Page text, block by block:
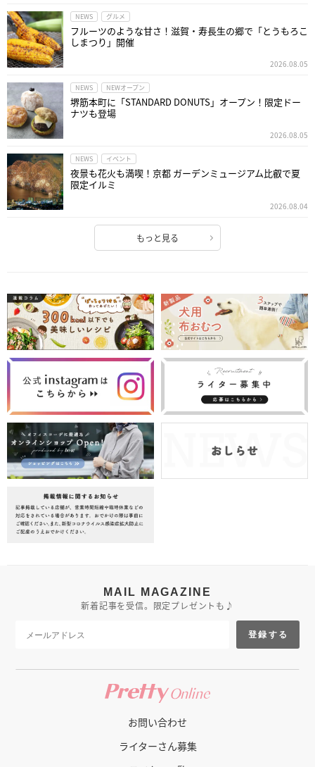
NEWS グルメ
フルーツのような甘さ！滋賀・寿長生の郷で「とうもろこ
しまつり」開催
2026.08.05
NEWS NEWオープン
堺筋本町に「STANDARD DONUTS」オープン！限定ドー
ナツも登場
2026.08.05
NEWS イベント
夜景も花火も満喫！京都 ガーデンミュージアム比叡で夏
限定イルミ
2026.08.04
もっと見る
MAIL MAGAZINE
新着記事を受信。限定プレゼントも♪
登録する
お問い合わせ
ライターさん募集